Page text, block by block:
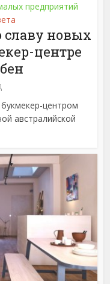
предприятий
новых
центре
центром
австралийской